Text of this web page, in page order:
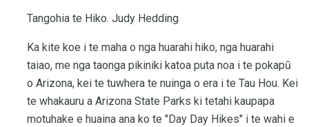
Tangohia te Hiko. Judy Hedding
Ka kite koe i te maha o nga huarahi hiko, nga huarahi
taiao, me nga taonga pikiniki katoa puta noa i te pokapū
o Arizona, kei te tuwhera te nuinga o era i te Tau Hou. Kei
te whakauru a Arizona State Parks ki tetahi kaupapa
motuhake e huaina ana ko te "Day Day Hikes" i te wahi e